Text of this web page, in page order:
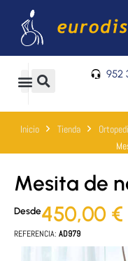
contenido
0
Carrito 952
Inicio Tienda
Mesita de
Desde450,00 €
REFERENCIA: AD979